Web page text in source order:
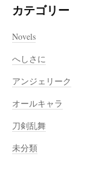
カテゴリー
Novels
へしさに
アンジェリーク
オールキャラ
刀剣乱舞
未分類